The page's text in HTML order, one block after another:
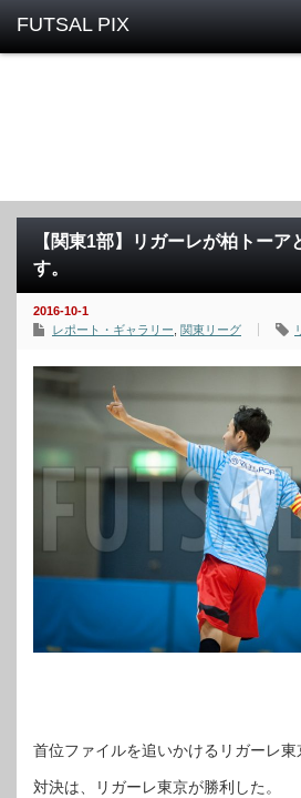
【関東1部】リガーレが柏トーア
す。
2016-10-1
レポート・ギャラリー 関東リーグ
首位ファイルを追いかけるリガーレ
対決は、リガーレ東京が勝利した。